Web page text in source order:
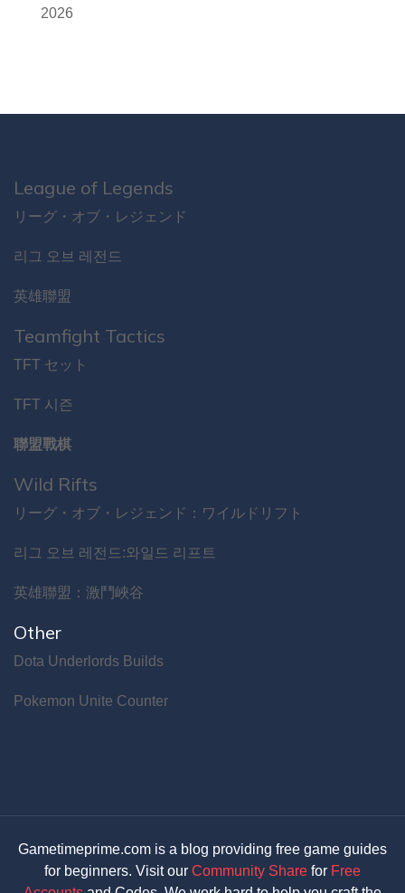
2026
League of Legends
リーグ・オブ・レジェンド
리그 오브 레전드
英雄聯盟
Teamfight Tactics
TFT セット
TFT 시즌
聯盟戰棋
Wild Rifts
リーグ・オブ・レジェンド：ワイルドリフト
리그 오브 레전드:와일드 리프트
英雄聯盟：激鬥峽谷
Other
Dota Underlords Builds
Pokemon Unite Counter
Gametimeprime.com is a blog providing free game guides
for beginners. Visit our Community Share for Free